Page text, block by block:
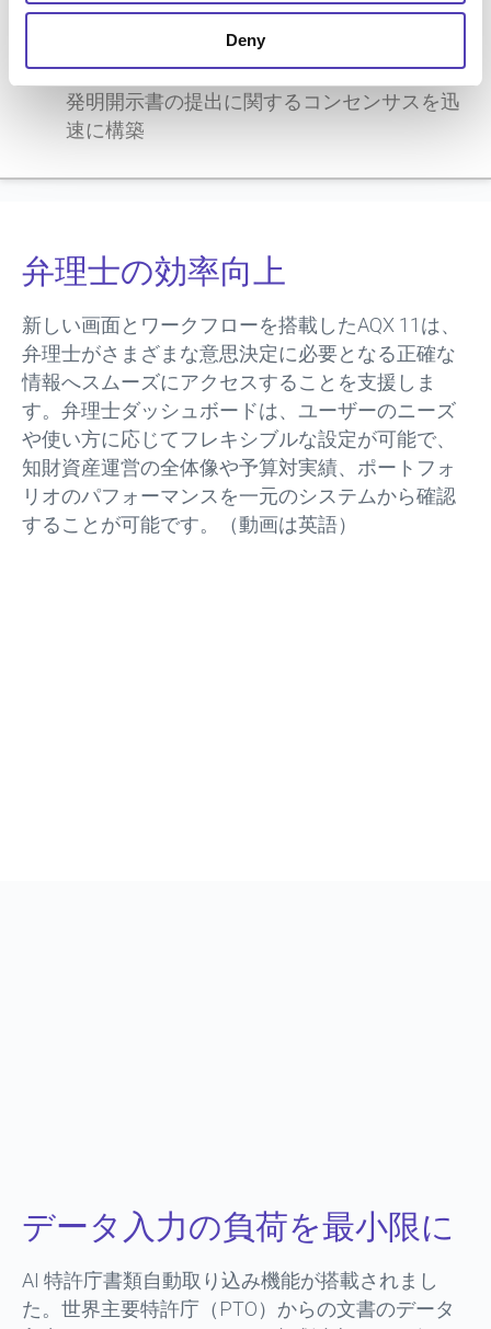
Deny
SME（関連領域専門家）などを含む、発明に
対する全関係者を容易に表示・管理
フレキシブルに構成可能な承認プロセスで、
発明開示書の提出に関するコンセンサスを迅
速に構築
弁理士の効率向上
新しい画面とワークフローを搭載したAQX 11は、
弁理士がさまざまな意思決定に必要となる正確な
情報へスムーズにアクセスすることを支援しま
す。弁理士ダッシュボードは、ユーザーのニーズ
や使い方に応じてフレキシブルな設定が可能で、
知財資産運営の全体像や予算対実績、ポートフォ
リオのパフォーマンスを一元のシステムから確認
することが可能です。（動画は英語）
データ入力の負荷を最小限に
AI 特許庁書類自動取り込み機能が搭載されまし
た。世界主要特許庁（PTO）からの文書のデータ